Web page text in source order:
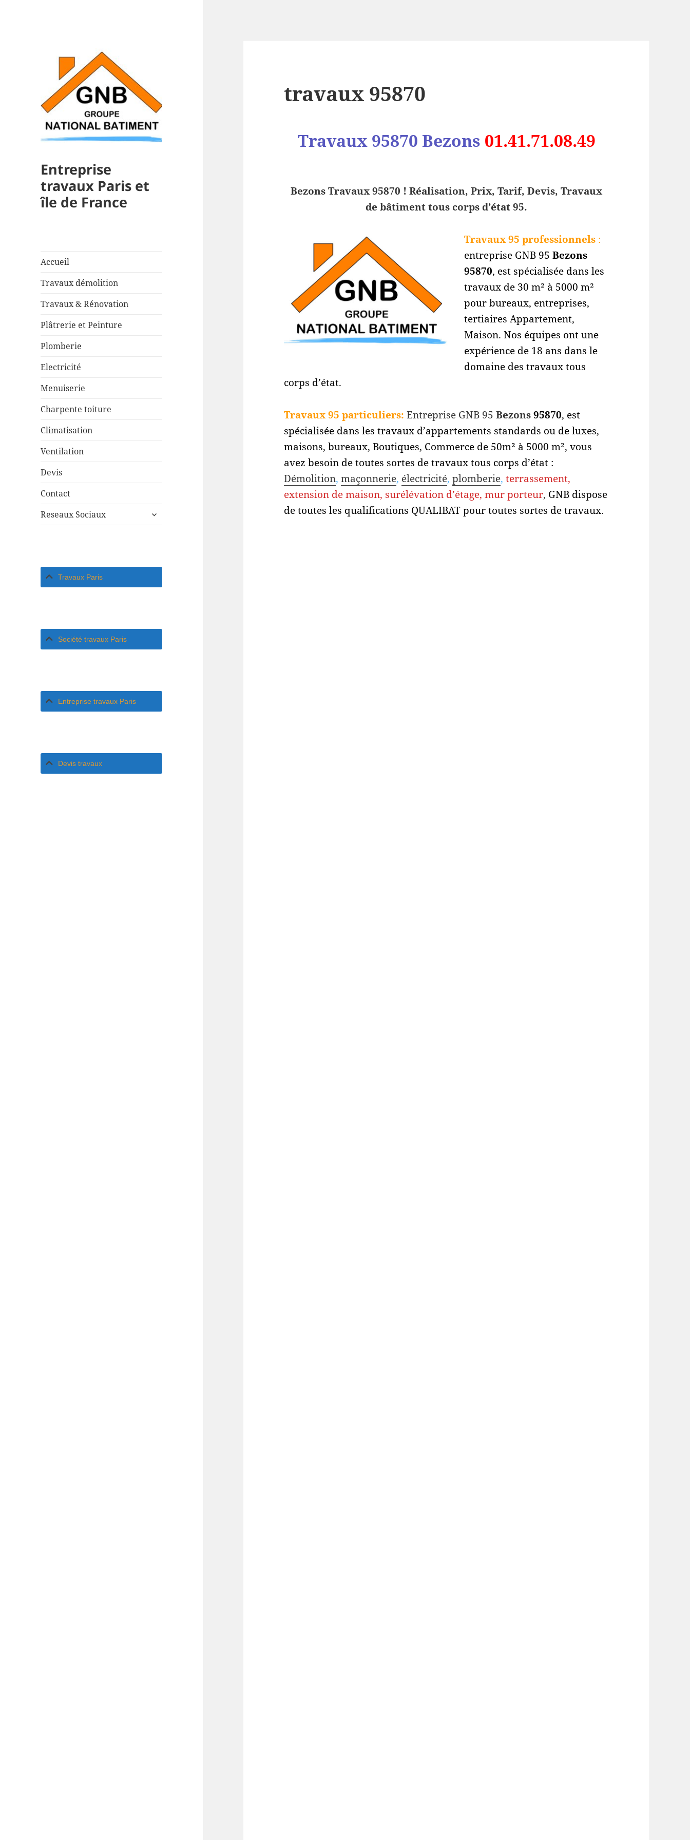
Entreprise
travaux Paris et
île de France
Accueil
Travaux démolition
Travaux & Rénovation
Plâtrerie et Peinture
Plomberie
Electricité
Menuiserie
Charpente toiture
Climatisation
Ventilation
Devis
Contact
Reseaux Sociaux
ouvrir
Travaux Paris
Société travaux Paris
Entreprise travaux Paris
Devis travaux
travaux 95870
Travaux 95870 Bezons 01.41.71.08.49
Bezons Travaux 95870 ! Réalisation, Prix, Tarif, Devis, Travaux
de bâtiment tous corps d’état 95.
Travaux 95 professionnels :
entreprise GNB 95Bezons
95870, est spécialisée dans les
travaux de 30 m² à 5000 m²
pour bureaux, entreprises,
tertiaires Appartement,
Maison. Nos équipes ont une
expérience de 18 ans dans le
domaine des travaux tous
corps d’état.
Travaux 95 particuliers: Entreprise GNB 95Bezons95870, est
spécialisée dans les travaux d’appartements standards ou de luxes,
maisons, bureaux, Boutiques, Commerce de 50m² à 5000 m², vous
avez besoin de toutes sortes de travaux tous corps d’état :
Démolition,maçonnerie, électricité,plomberie,terrassement,
extension de maison, surélévation d’étage, mur porteur, GNB dispose
de toutes les qualifications QUALIBAT pour toutes sortes de travaux.